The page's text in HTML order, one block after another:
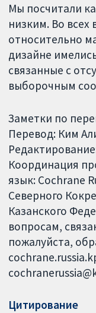
Мы посчитали
низким. Во
относительно
дизайне
связанные с
выборочным
Заметки по
Перевод: Ким
Координация
язык: Cochrane
Северного
Казанского
вопросам,
пожалуйста,
Цитирование